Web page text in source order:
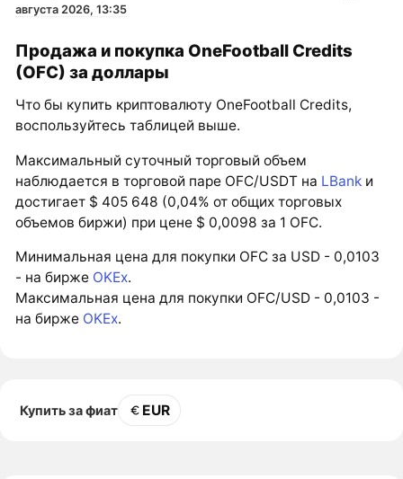
августа 2026, 13:35
Продажа и покупка OneFootball Credits
(OFC) за доллары
Что бы купить криптовалюту OneFootball Credits,
воспользуйтесь таблицей выше.
Максимальный суточный торговый объем
наблюдается в торговой паре OFC/USDT на LBank и
достигает $ 405 648 (0,04% от общих торговых
объемов биржи) при цене $ 0,0098 за 1 OFC.
Минимальная цена для покупки OFC за USD - 0,0103
- на бирже OKEx.
Максимальная цена для покупки OFC/USD - 0,0103 -
на бирже OKEx.
Купить за фиат EUR